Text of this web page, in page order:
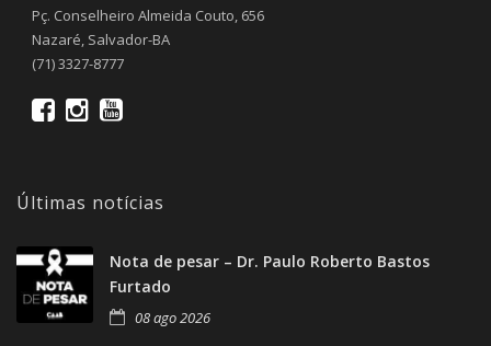
Pç. Conselheiro Almeida Couto, 656
Nazaré, Salvador-BA
(71) 3327-8777
Últimas notícias
Nota de pesar – Dr. Paulo Roberto Bastos
Furtado
08 ago 2026